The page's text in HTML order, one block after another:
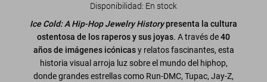
Disponibilidad: En stock
Ice Cold: A Hip-Hop Jewelry Historypresenta la cultura
ostentosa de los raperos y sus joyas. A través de40
años de imágenes icónicasy relatos fascinantes, esta
historia visual arroja luz sobre el mundo del hiphop,
donde grandes estrellas como Run-DMC, Tupac, Jay-Z,